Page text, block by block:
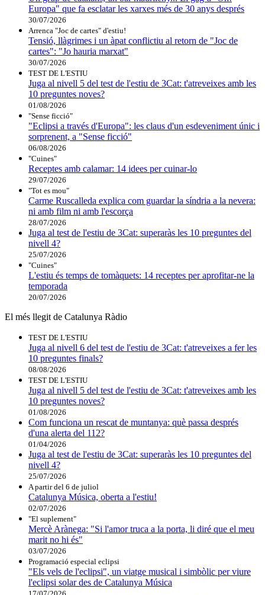
Europa" que fa esclatar les xarxes més de 30 anys després
30/07/2026
Arrenca "Joc de cartes" d'estiu!
Tensió, llàgrimes i un àpat conflictiu al retorn de "Joc de
cartes": "Jo hauria marxat"
30/07/2026
TEST DE L'ESTIU
Juga al nivell 5 del test de l'estiu de 3Cat: t'atreveixes amb les
10 preguntes noves?
01/08/2026
"Sense ficció"
"Eclipsi a través d'Europa": les claus d'un esdeveniment únic i
sorprenent, a "Sense ficció"
06/08/2026
"Cuines"
Receptes amb calamar: 14 idees per cuinar-lo
29/07/2026
"Tot es mou"
Carme Ruscalleda explica com guardar la síndria a la nevera:
ni amb film ni amb l'escorça
28/07/2026
Juga al test de l'estiu de 3Cat: superaràs les 10 preguntes del
nivell 4?
25/07/2026
"Cuines"
L'estiu és temps de tomàquets: 14 receptes per aprofitar-ne la
temporada
20/07/2026
El més llegit de Catalunya Ràdio
TEST DE L'ESTIU
Juga al nivell 6 del test de l'estiu de 3Cat: t'atreveixes a fer les
10 preguntes finals?
08/08/2026
TEST DE L'ESTIU
Juga al nivell 5 del test de l'estiu de 3Cat: t'atreveixes amb les
10 preguntes noves?
01/08/2026
Com funciona un rescat de muntanya: què passa després
d'una alerta del 112?
01/04/2026
Juga al test de l'estiu de 3Cat: superaràs les 10 preguntes del
nivell 4?
25/07/2026
A partir del 6 de juliol
Catalunya Música, oberta a l'estiu!
02/07/2026
"El suplement"
Mercè Arànega: "Si l'amor truca a la porta, li diré que el meu
marit no hi és"
03/07/2026
Programació especial eclipsi
"Els vels de l'eclipsi", un viatge musical i simbòlic per viure
l'eclipsi solar des de Catalunya Música